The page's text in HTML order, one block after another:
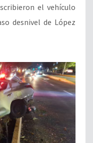
el vehículo
desnivel de López